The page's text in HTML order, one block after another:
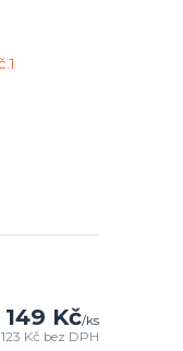
149 Kč/ks
123 Kč bez DPH